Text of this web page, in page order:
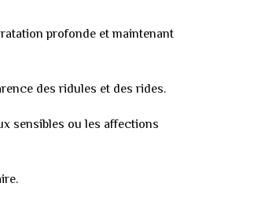
profonde et maintenant
des ridules et des rides.
sensibles ou les affections